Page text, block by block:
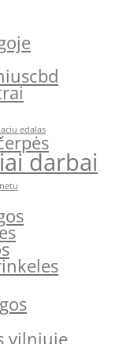
cbd
edalas
darbai
vilniuje